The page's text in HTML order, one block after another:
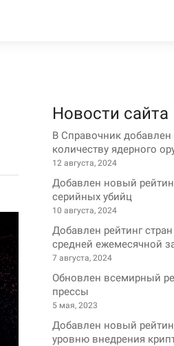
Новости сайта
В Справочник добавлен
количеству ядерного
12 августа, 2024
Добавлен новый
серийных убийц
10 августа, 2024
Добавлен рейтинг
средней ежемесячной
7 августа, 2024
Обновлен всемирный
прессы
5 мая, 2023
Добавлен новый
уровню внедрения